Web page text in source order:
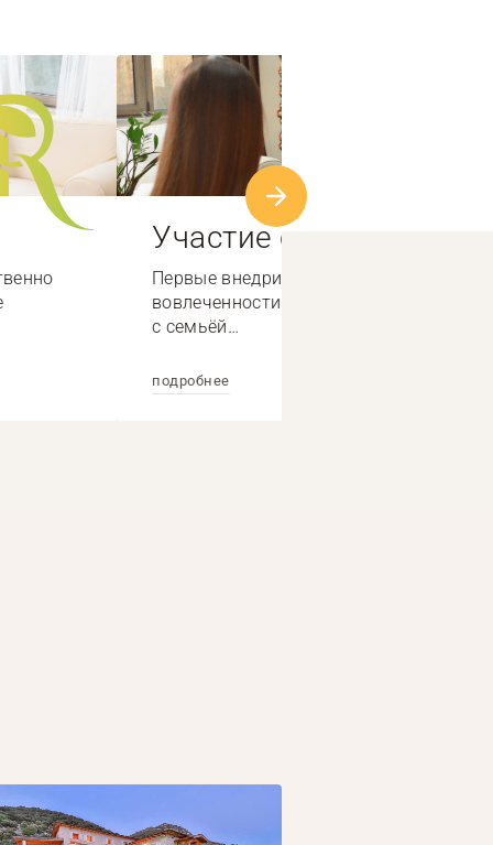
Участие семьи
Первые внедрили систему высокой
вовлеченности специалистов по работе
с семьёй…
подробнее